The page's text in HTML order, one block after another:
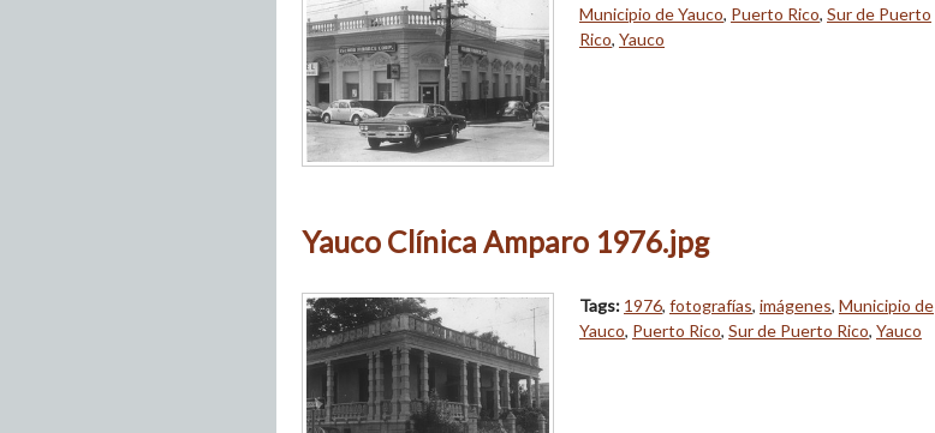
Municipio de Yauco, Puerto Rico, Sur de Puerto
Rico, Yauco
Yauco Clínica Amparo 1976.jpg
Tags: 1976, fotografías, imágenes, Municipio de
Yauco, Puerto Rico, Sur de Puerto Rico, Yauco